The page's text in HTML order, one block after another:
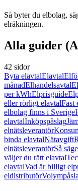
Så byter du elbolag,
elräkningen.
Alla guider
42 sidor
Byta elavtalElavtal
månadElhandelsavtal
per kWhElprisguide
eller rörligt elavtalFast
elbolag finns i Sverige
elavtalInköpspåslag
elnätsleverantör
binda elavtalNätavgift
elnätsleverantörSå
väljer du rätt elavtal
elavtalVad är billigt
eldistributör